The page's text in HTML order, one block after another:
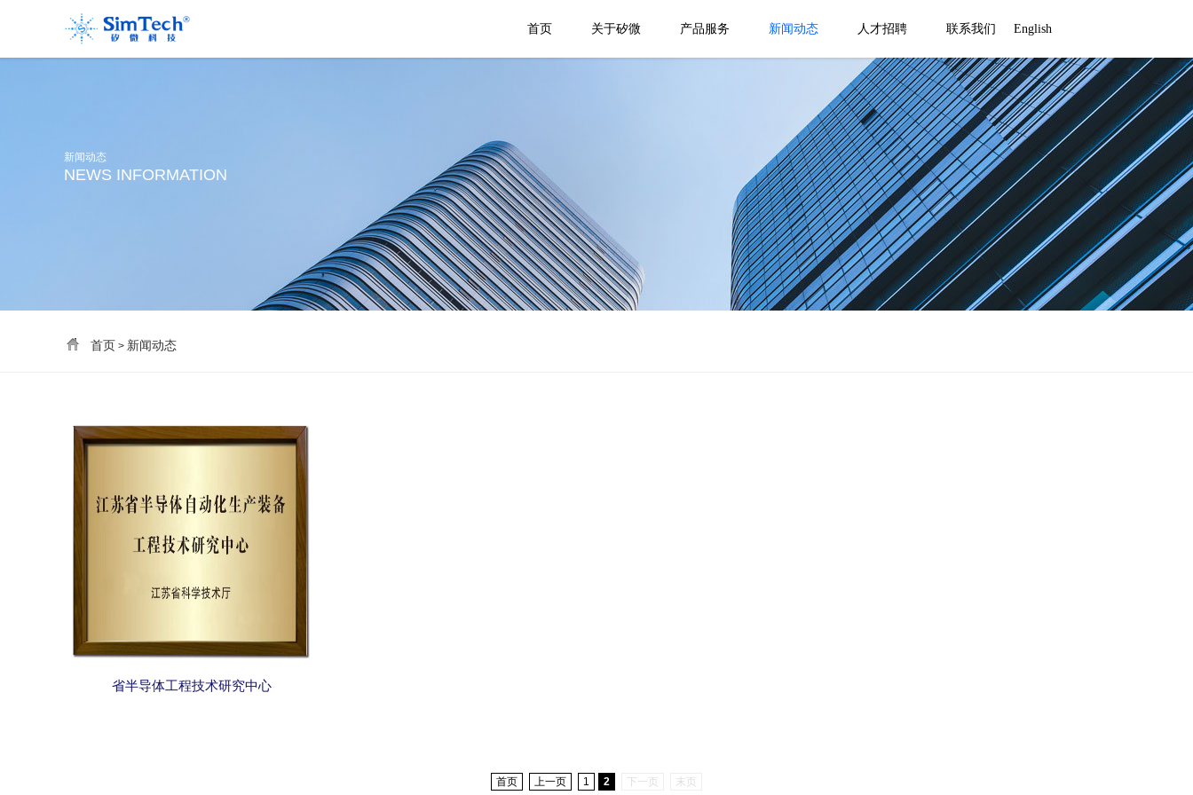
新闻动态
NEWS INFORMATION
首页 > 新闻动态
省半导体工程技术研究中心
首页 上一页 1 2 下一页 末页
首页 关于矽微 产品服务 新闻动态 人才招聘 联系我们 English